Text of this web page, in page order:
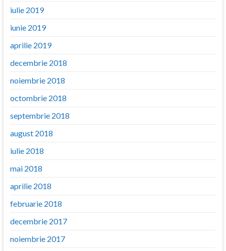
iulie 2019
iunie 2019
aprilie 2019
decembrie 2018
noiembrie 2018
octombrie 2018
septembrie 2018
august 2018
iulie 2018
mai 2018
aprilie 2018
februarie 2018
decembrie 2017
noiembrie 2017